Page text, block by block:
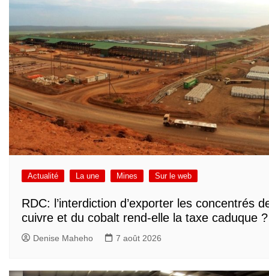
Actualité La une Mines Sur le web
RDC: l’interdiction d’exporter les concentrés
cuivre et du cobalt rend-elle la taxe caduque ?
Denise Maheho 7 août 2026